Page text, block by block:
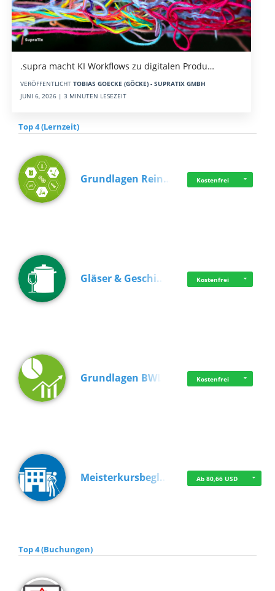
.supra macht KI Workflows zu digitalen Produ…
VERÖFFENTLICHT TOBIAS GOECKE (GÖCKE) - SUPRATIX GMBH
JUNI 6, 2026 | 3 MINUTEN LESEZEIT
Top 4 (Lernzeit)
Grundlagen Rein… Kostenfrei
Gläser & Geschi… Kostenfrei
Grundlagen BWL Kostenfrei
Meisterkursbegl… Ab 80,66 USD
Top 4 (Buchungen)